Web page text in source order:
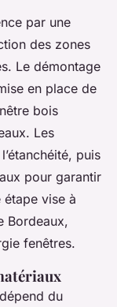
par une
des zones
Le démontage
en place de
bois
Les
puis
pour garantir
vise à
Bordeaux,
fenêtres.
du